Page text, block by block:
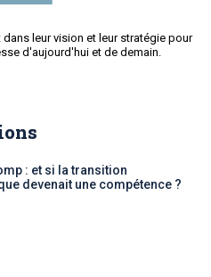
leur vision et leur stratégie pour
d'aujourd'hui et de demain.
: et si la transition
devenait une compétence ?